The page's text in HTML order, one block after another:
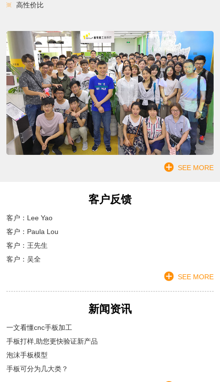
高性价比
SEE MORE
客户反馈
客户：Lee Yao
客户：Paula Lou
客户：王先生
客户：吴全
SEE MORE
新闻资讯
一文看懂cnc手板加工
手板打样,助您更快验证新产品
泡沫手板模型
手板可分为几大类？